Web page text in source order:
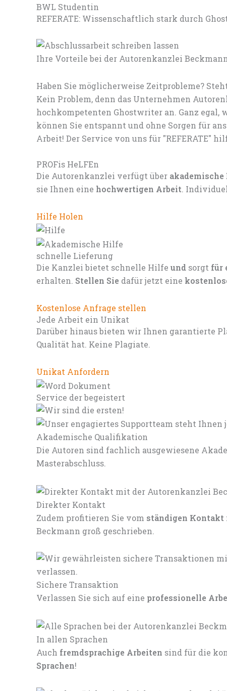
BWL Studentin
REFERATE: Wissenschaftlich stark durch
Ihre Vorteile bei der Autorenkanzlei Beckmann
Haben Sie möglicherweise Zeitprobleme?
Kein Problem, denn das Unternehmen
hochkompetenten Ghostwriter an. Ganz egal,
können Sie entspannt und ohne Sorgen für
Arbeit! Der Service von uns für "REFERATE"
PROFis HeLFEn
Die Autorenkanzlei verfügt über akademische
sie Ihnen eine hochwertigen Arbeit.
Hilfe Holen
schnelle Lieferung
Die Kanzlei bietet schnelle Hilfe und sorgt für
erhalten. Stellen Sie dafür jetzt eine
Kostenlose Anfrage stellen
Jede Arbeit ein Unikat
Darüber hinaus bieten wir Ihnen garantierte
Qualität hat. Keine Plagiate.
Unikat Anfordern
Service der begeistert
Akademische Qualifikation
Die Autoren sind fachlich ausgewiesene
Masterabschluss.
Direkter Kontakt
Zudem profitieren Sie vom ständigen Kontakt
Beckmann groß geschrieben.
Sichere Transaktion
Verlassen Sie sich auf eine professionelle
In allen Sprachen
Auch fremdsprachige Arbeiten sind für die
Sprachen!